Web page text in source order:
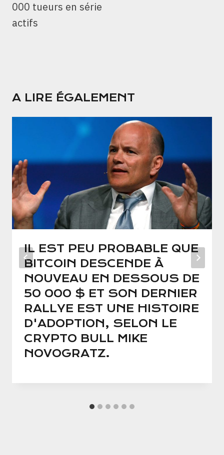
000 tueurs en série
actifs
A LIRE ÉGALEMENT
IL EST PEU PROBABLE QUE
BITCOIN DESCENDE À
NOUVEAU EN DESSOUS DE
50 000 $ ET SON DERNIER
RALLYE EST UNE HISTOIRE
D'ADOPTION, SELON LE
CRYPTO BULL MIKE
NOVOGRATZ.